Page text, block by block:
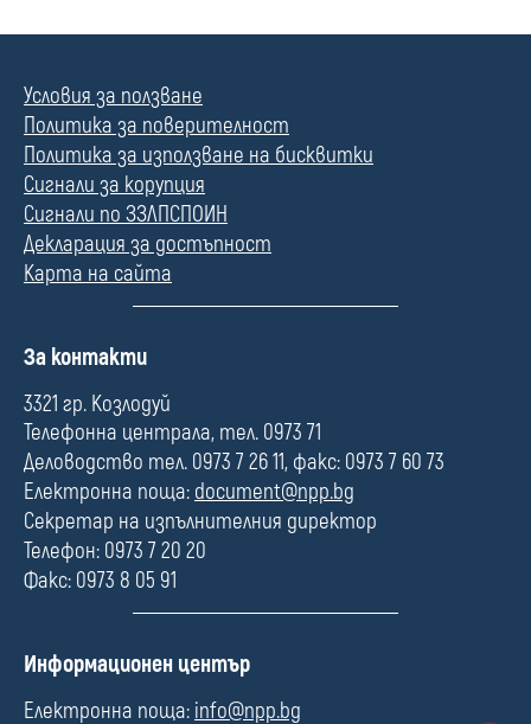
Условия за ползване
Политика за поверителност
Политика за използване на бисквитки
Сигнали за корупция
Сигнали по ЗЗЛПСПОИН
Декларация за достъпност
Карта на сайта
П
л
е
За контакти
3321 гр. Козлодуй
Телефонна централа, тел. 0973 71
Деловодство тел. 0973 7 26 11, факс: 0973 7 60 73
Електронна поща: document@npp.bg
Секретар на изпълнителния директор
Телефон: 0973 7 20 20
Факс: 0973 8 05 91
П
л
Информационен център
Електронна поща: info@npp.bg